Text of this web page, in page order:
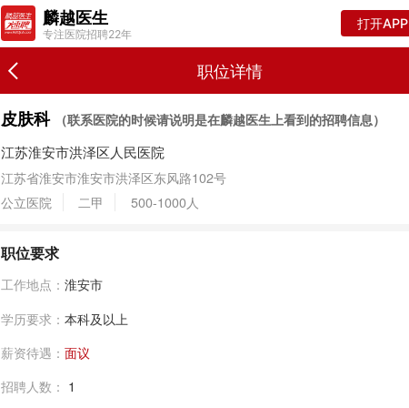
麟越医生
专注医院招聘22年
打开APP
职位详情
皮肤科 （联系医院的时候请说明是在麟越医生上看到的招聘信息）
江苏淮安市洪泽区人民医院
江苏省淮安市淮安市洪泽区东风路102号
公立医院
二甲 500-1000人
职位要求
工作地点： 淮安市
学历要求： 本科及以上
薪资待遇： 面议
招聘人数： 1